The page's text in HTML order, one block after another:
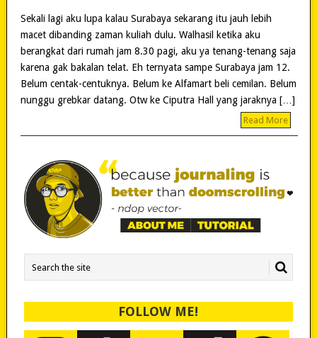
Sekali lagi aku lupa kalau Surabaya sekarang itu jauh lebih
macet dibanding zaman kuliah dulu. Walhasil ketika aku
berangkat dari rumah jam 8.30 pagi, aku ya tenang-tenang saja
karena gak bakalan telat. Eh ternyata sampe Surabaya jam 12.
Belum centak-centuknya. Belum ke Alfamart beli cemilan. Belum
nunggu grebkar datang. Otw ke Ciputra Hall yang jaraknya […]
Read More
FOLLOW ME!